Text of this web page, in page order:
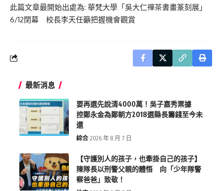
此篇文章最開始出處為: 華梵大學「吳大仁禪茶書畫篆刻展」
6/12閉幕 校長李天任籲把握機會觀賞
最新消息
要再選先說清4000萬！吳子嘉秀票據
控鄭永金為鄭朝方2018選縣長籌錢至今未
還
綜合 2026 年 8 月 7 日
【守護別人的孩子，也牽掛自己的孩子】
陳隊長以刑警父親的體悟 向「少年隊警
察爸爸」致敬！